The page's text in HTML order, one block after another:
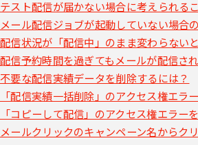
テスト配信が届かない場合に考えられる
メール配信ジョブが起動していない場合
配信状況が「配信中」のまま変わらない
配信予約時間を過ぎてもメールが配信さ
不要な配信実績データを削除するには？
「配信実績一括削除」のアクセス権エラ
「コピーして配信」のアクセス権エラー
メールクリックのキャンペーン名からク